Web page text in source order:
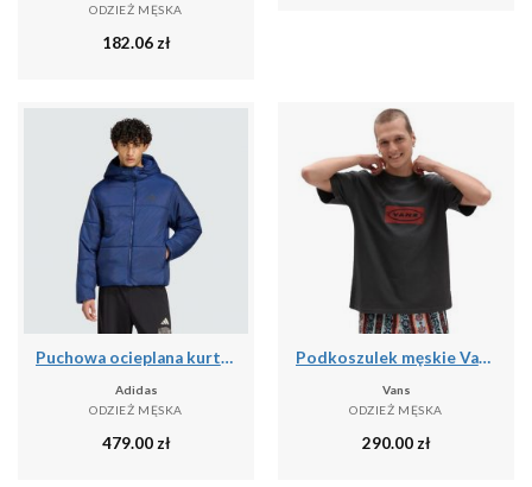
ODZIEŻ MĘSKA
182.06 zł
Puchowa ocieplana kurtka Essentials Highloft
Adidas
ODZIEŻ MĘSKA
479.00 zł
Podkoszulek męskie Vans X Curren X Knost
Vans
ODZIEŻ MĘSKA
290.00 zł